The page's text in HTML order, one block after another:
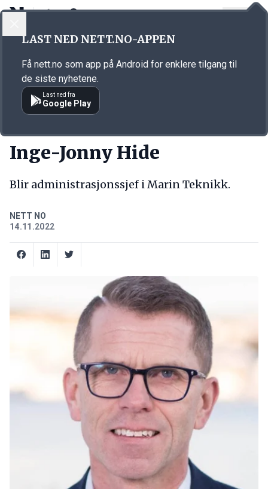
Annonsørinnhold
Inge-Jonny Hide
Blir administrasjonssjef i Marin Teknikk.
NETT NO
14.11.2022
LAST NED NETT.NO-APPEN
Få nett.no som app på Android for enklere tilgang til
de siste nyhetene.
Last ned fra
Google Play